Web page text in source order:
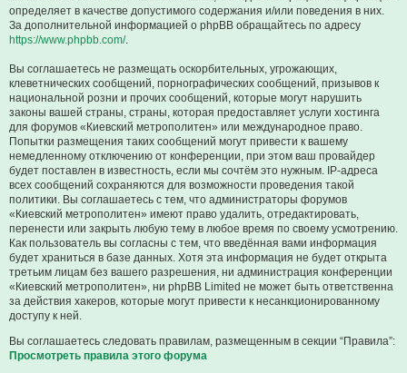
определяет в качестве допустимого содержания и/или поведения в них.
За дополнительной информацией о phpBB обращайтесь по адресу
https://www.phpbb.com/.
Вы соглашаетесь не размещать оскорбительных, угрожающих,
клеветнических сообщений, порнографических сообщений, призывов к
национальной розни и прочих сообщений, которые могут нарушить
законы вашей страны, страны, которая предоставляет услуги хостинга
для форумов «Киевский метрополитен» или международное право.
Попытки размещения таких сообщений могут привести к вашему
немедленному отключению от конференции, при этом ваш провайдер
будет поставлен в известность, если мы сочтём это нужным. IP-адреса
всех сообщений сохраняются для возможности проведения такой
политики. Вы соглашаетесь с тем, что администраторы форумов
«Киевский метрополитен» имеют право удалить, отредактировать,
перенести или закрыть любую тему в любое время по своему усмотрению.
Как пользователь вы согласны с тем, что введённая вами информация
будет храниться в базе данных. Хотя эта информация не будет открыта
третьим лицам без вашего разрешения, ни администрация конференции
«Киевский метрополитен», ни phpBB Limited не может быть ответственна
за действия хакеров, которые могут привести к несанкционированному
доступу к ней.
Вы соглашаетесь следовать правилам, размещенным в секции “Правила”:
Просмотреть правила этого форума